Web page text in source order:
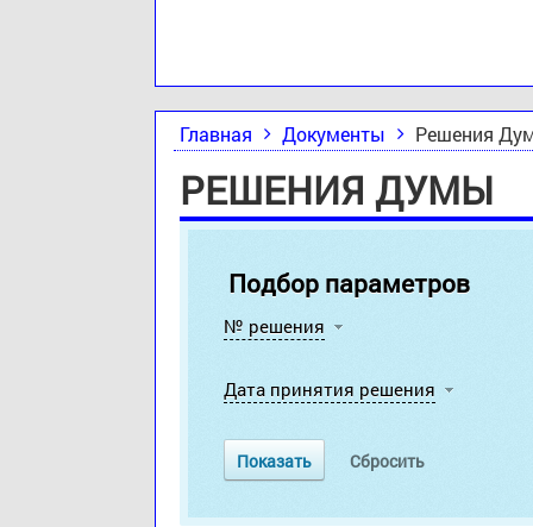
Главная Документы Решения
РЕШЕНИЯ ДУМЫ
Подбор параметров
№ решения
Дата принятия решения